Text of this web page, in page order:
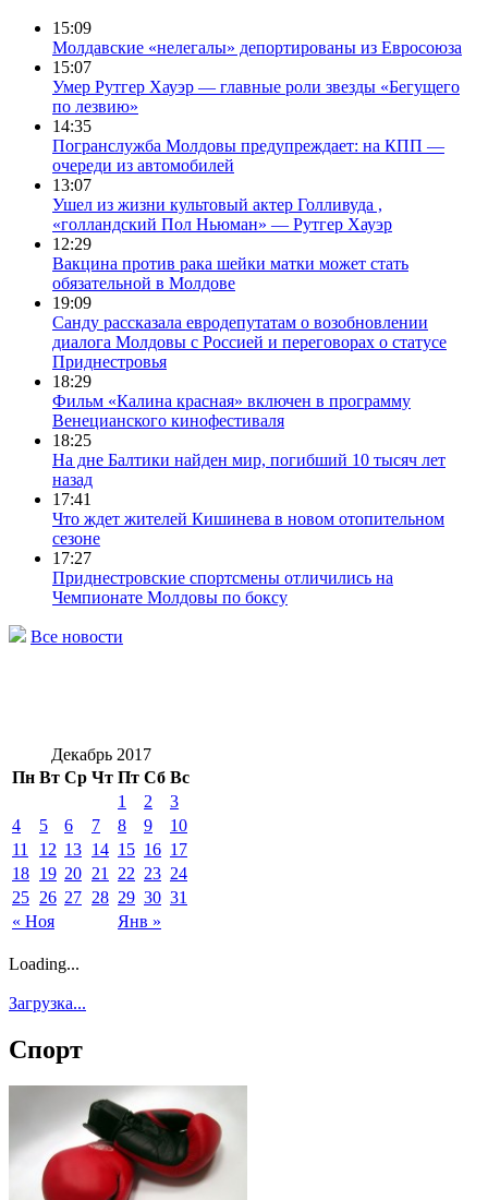
15:09
Молдавские «нелегалы» депортированы из Евросоюза
15:07
Умер Рутгер Хауэр — главные роли звезды «Бегущего
по лезвию»
14:35
Погранслужба Молдовы предупреждает: на КПП —
очереди из автомобилей
13:07
Ушел из жизни культовый актер Голливуда ,
«голландский Пол Ньюман» — Рутгер Хауэр
12:29
Вакцина против рака шейки матки может стать
обязательной в Молдове
19:09
Санду рассказала евродепутатам о возобновлении
диалога Молдовы с Россией и переговорах о статусе
Приднестровья
18:29
Фильм «Калина красная» включен в программу
Венецианского кинофестиваля
18:25
На дне Балтики найден мир, погибший 10 тысяч лет
назад
17:41
Что ждет жителей Кишинева в новом отопительном
сезоне
17:27
Приднестровские спортсмены отличились на
Чемпионате Молдовы по боксу
Все новости
Декабрь 2017
Пн Вт Ср Чт Пт Сб Вс
« Ноя Янв »
1 2
3
4
5 6 7 8 9
10
11
12 13 14 15 16 17
18 19 20 21 22 23 24
25 26 27 28 29 30 31
Loading...
Загрузка...
Спорт